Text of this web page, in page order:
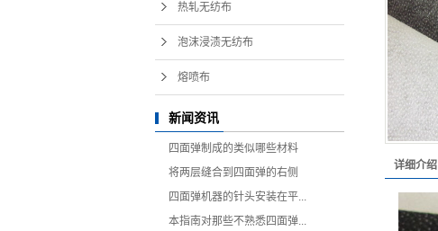
热轧无纺布
泡沫浸渍无纺布
熔喷布
新闻资讯
四面弹制成的类似哪些材料
将两层缝合到四面弹的右侧
四面弹机器的针头安装在平...
本指南对那些不熟悉四面弹...
详细介绍